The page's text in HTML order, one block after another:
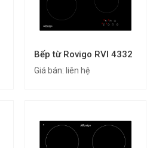
Bếp từ Rovigo RVI 4332
Giá bán: liên hệ